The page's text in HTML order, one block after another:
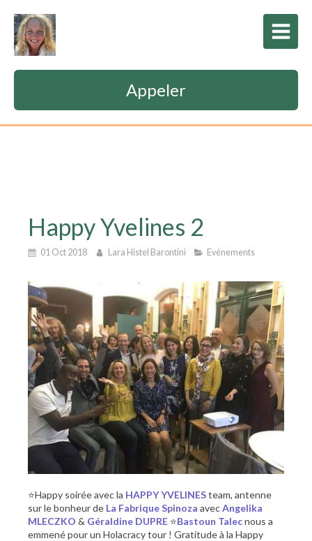
Appeler
Happy Yvelines 2
01 Oct 2018 Lara Histel Barontini Evénements
⭐️Happy soirée avec la HAPPY YVELINESteam, antenne
sur le bonheur de La Fabrique Spinoza avecAngelika
MLECZKO & Géraldine DUPRE ⭐️Bastoun Talecnous a
emmené pour un Holacracy tour ! Gratitude à la Happy